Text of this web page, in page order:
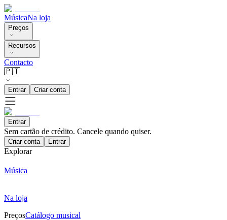
MúsicaNa loja
Preços
Recursos
Contacto
🇵🇹
Entrar Criar conta
Entrar
Sem cartão de crédito. Cancele quando quiser.
Criar conta Entrar
Explorar
Música
Na loja
PreçosCatálogo musical